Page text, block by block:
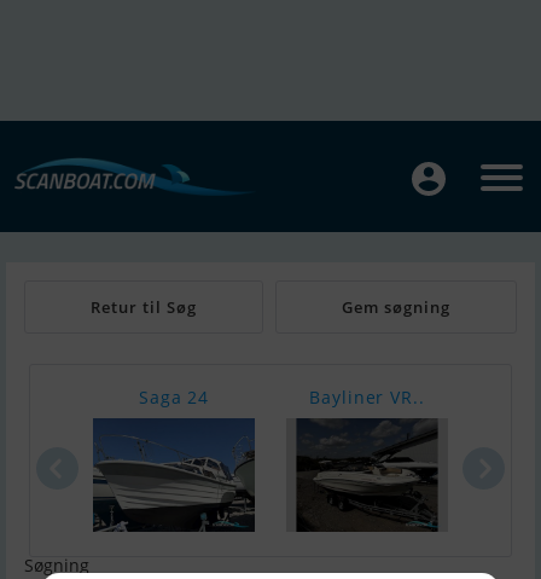
Retur til Søg Gem søgning
Saga 24 Bayliner VR..
Søgning